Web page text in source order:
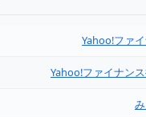
Yahoo!ファ
Yahoo!ファイナン